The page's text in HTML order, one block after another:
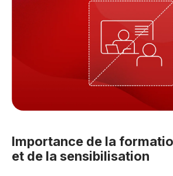
Importance de la
et de la sensibilisation